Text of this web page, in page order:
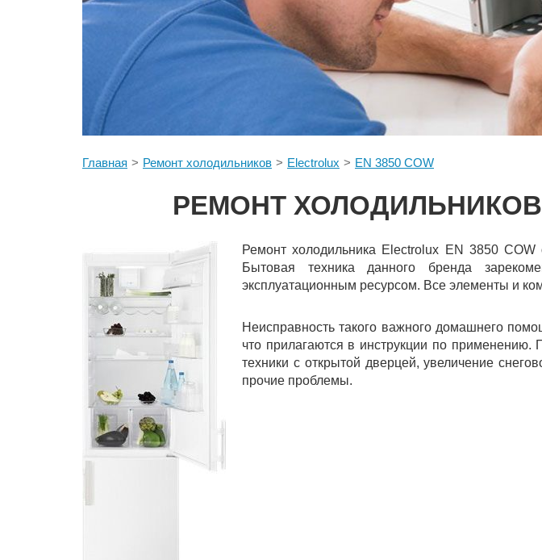
Главная Ремонт холодильников Electrolux EN 3850 COW
РЕМОНТ ХОЛОДИЛЬНИКОВ
Ремонт холодильника Electrolux EN 3850
Бытовая техника данного бренда
эксплуатационным ресурсом. Все элементы и
Неисправность такого важного домашнего
что прилагаются в инструкции по применению.
техники с открытой дверцей, увеличение
прочие проблемы.